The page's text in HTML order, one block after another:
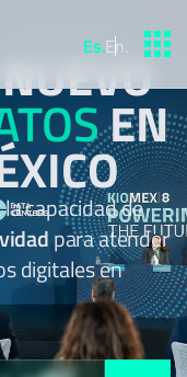
Es.En.
EN
capacidad de
para atender
digitales en